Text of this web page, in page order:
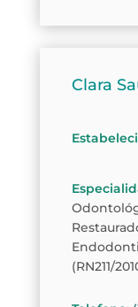
Clara
(RN211/